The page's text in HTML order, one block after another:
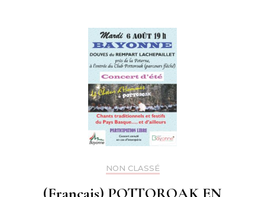
NON CLASSÉ
(Français) POTTOROAK EN